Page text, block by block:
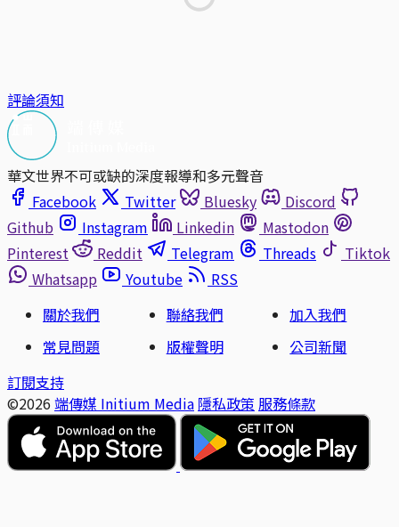
評論須知
華文世界不可或缺的深度報導和多元聲音
Facebook
Twitter Bluesky
Discord
Github
Instagram Linkedin
Mastodon
Pinterest
Reddit Telegram Threads
Tiktok
Whatsapp
Youtube
RSS
關於我們
聯絡我們
加入我們
常見問題
版權聲明
公司新聞
訂閱支持
©2026 端傳媒 Initium Media 隱私政策 服務條款